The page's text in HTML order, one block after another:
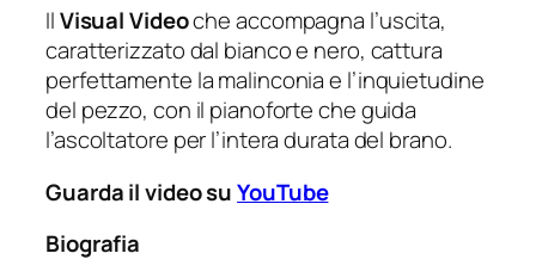
IlVisual Videoche accompagna l’uscita,
caratterizzato dal bianco e nero, cattura
perfettamente la malinconia e l’inquietudine
del pezzo, con il pianoforte che guida
l’ascoltatore per l’intera durata del brano.
Guarda il video suYouTube
Biografia